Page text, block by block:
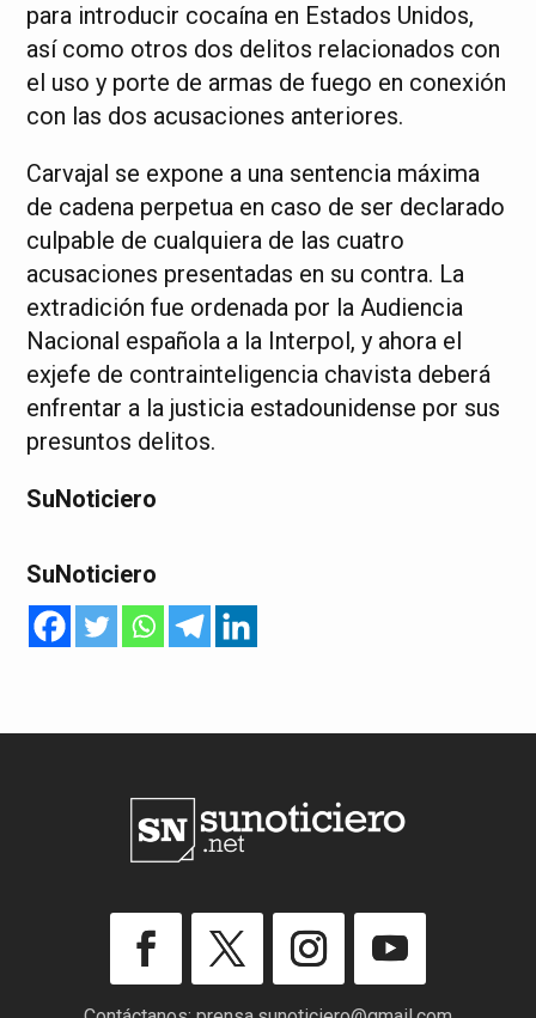
para introducir cocaína en Estados Unidos,
así como otros dos delitos relacionados con
el uso y porte de armas de fuego en conexión
con las dos acusaciones anteriores.
Carvajal se expone a una sentencia máxima
de cadena perpetua en caso de ser declarado
culpable de cualquiera de las cuatro
acusaciones presentadas en su contra. La
extradición fue ordenada por la Audiencia
Nacional española a la Interpol, y ahora el
exjefe de contrainteligencia chavista deberá
enfrentar a la justicia estadounidense por sus
presuntos delitos.
SuNoticiero
SuNoticiero